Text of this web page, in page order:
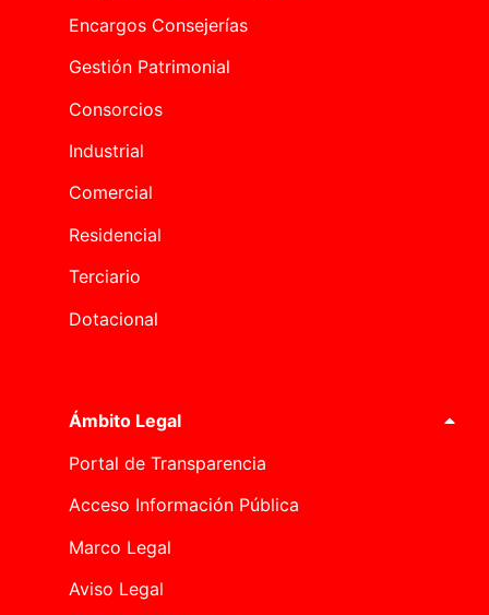
Encargos Consejerías
Gestión Patrimonial
Consorcios
Industrial
Comercial
Residencial
Terciario
Dotacional
Ámbito Legal
Portal de Transparencia
Acceso Información Pública
Marco Legal
Aviso Legal